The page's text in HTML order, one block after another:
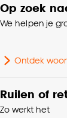
Met deksel
Met
Op zoek
We helpen je
Ontdek
Ruilen of
Zo werkt het